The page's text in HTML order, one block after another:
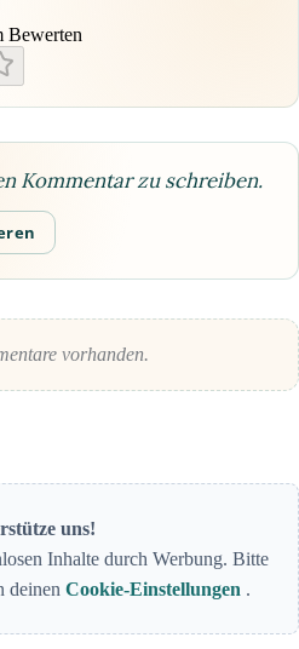
Bewerten
Kommentar zu schreiben.
vorhanden.
uns!
Inhalte durch Werbung. Bitte
deinen Cookie-Einstellungen .